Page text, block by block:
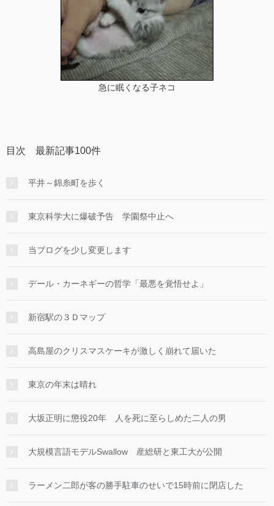
急に眠くなる子ネコ
目次 最新記事100件
平井～錦糸町を歩く
東京科学大に爆破予告 学園祭中止へ
当ブログを少し変更します
デール・カーネギーの哲学「最悪を覚悟せよ」
新宿駅の３Ｄマップ
高島屋のクリスマスケーキが激しく崩れて届いた
東京の年末は晴れ
大坂正明に懲役20年 人を死に至らしめた二人の男
大規模言語モデルSwallow 産総研と東工大が公開
ラーメン二郎が客の勝手駐車のせいで15時前に閉店した